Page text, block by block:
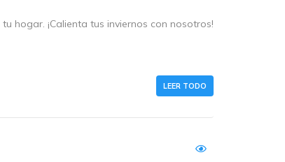
hogar. ¡Calienta tus inviernos con nosotros!
LEER TODO